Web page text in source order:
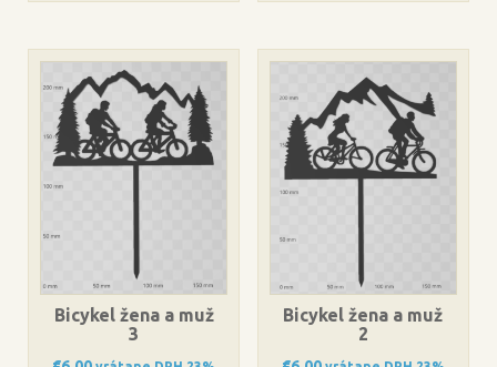
Bicykel žena a muž
3
Bicykel žena a muž
2